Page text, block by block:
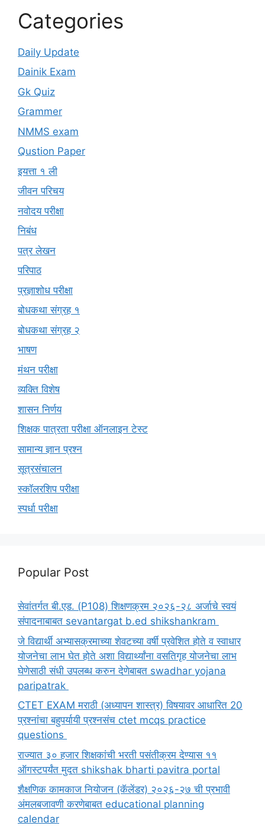
Categories
Daily Update
Dainik Exam
Gk Quiz
Grammer
NMMS exam
Qustion Paper
इयत्ता १ ली
जीवन परिचय
नवोदय परीक्षा
निबंध
पत्र लेखन
परिपाठ
प्रज्ञाशोध परीक्षा
बोधकथा संग्रह १
बोधकथा संग्रह २
भाषण
मंथन परीक्षा
व्यक्ति विशेष
शासन निर्णय
शिक्षक पात्रता परीक्षा ऑनलाइन टेस्ट
सामान्य ज्ञान प्रश्न
सूत्रसंचालन
स्कॉलरशिप परीक्षा
स्पर्धा परीक्षा
Popular Post
सेवांतर्गत बी.एड. (P108) शिक्षणक्रम २०२६-२८ अर्जाचे स्वयं
संपादनाबाबत sevantargat b.ed shikshankram
जे विद्यार्थी अभ्यासक्रमाच्या शेवटच्या वर्षी प्रवेशित होते व स्वाधार
योजनेचा लाभ घेत होते अशा विद्यार्थ्यांना वसतिगृह योजनेचा लाभ
घेणेसाठी संधी उपलब्ध करुन देणेबाबत swadhar yojana
paripatrak
CTET EXAM मराठी (अध्यापन शास्त्र) विषयावर आधारित 20
प्रश्नांचा बहुपर्यायी प्रश्नसंच ctet mcqs practice
questions
राज्यात ३० हजार शिक्षकांची भरती पसंतीक्रम देण्यास ११
ऑगस्टपर्यंत मुदत shikshak bharti pavitra portal
शैक्षणिक कामकाज नियोजन (कॅलेंडर) २०२६-२७ ची प्रभावी
अंमलबजावणी करणेबाबत educational planning
calendar